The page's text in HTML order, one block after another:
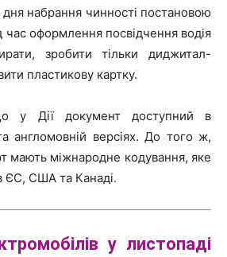
набрання чинності постановою
час оформлення посвідчення водія
зробити тільки диджитал-
пластикову картку.
у Дії документ доступний в
англомовній версіях. До того ж,
мають міжнародне кодування, яке
ЄС, США та Канаді.
у листопаді